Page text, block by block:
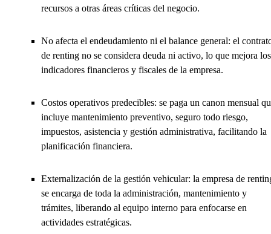
recursos a otras áreas críticas del negocio.
No afecta el endeudamiento ni el balance general: el
de renting no se considera deuda ni activo, lo que mejora los
indicadores financieros y fiscales de la empresa.
Costos operativos predecibles: se paga un canon mensual
incluye mantenimiento preventivo, seguro todo riesgo,
impuestos, asistencia y gestión administrativa, facilitando la
planificación financiera.
Externalización de la gestión vehicular: la empresa de
se encarga de toda la administración, mantenimiento y
trámites, liberando al equipo interno para enfocarse en
actividades estratégicas.